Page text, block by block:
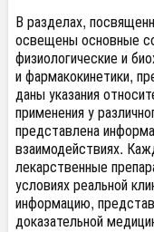
В разделах,
освещены основные
физиологические и
и фармакокинетики,
даны указания
применения у
представлена
взаимодействиях.
лекарственные
условиях реальной
информацию,
доказательной